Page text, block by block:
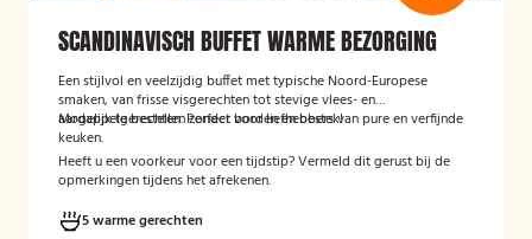
SCANDINAVISCH BUFFET WARME BEZORGING
Een stijlvol en veelzijdig buffet met typische Noord-Europese
smaken, van frisse visgerechten tot stevige vlees- en
aardappelgerechten. Perfect voor liefhebbers van pure en verfijnde
keuken.
Mogelijk te bestellen zonder borden en bestek!
Heeft u een voorkeur voor een tijdstip? Vermeld dit gerust bij de
opmerkingen tijdens het afrekenen.
5 warme gerechten